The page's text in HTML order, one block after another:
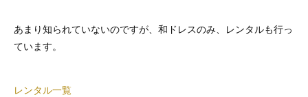
あまり知られていないのですが、和ドレスのみ、レンタルも行っ
ています。
レンタル一覧